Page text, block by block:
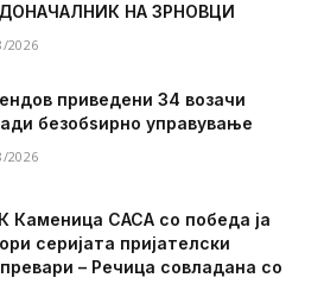
НА ЗРНОВЦИ
2026
приведени 34 возачи
безобѕирно управување
2026
Каменица САСА со победа ја
серијата пријателски
– Речица совладана со